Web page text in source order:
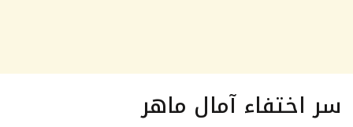
سر اختفاء آمال ماهر